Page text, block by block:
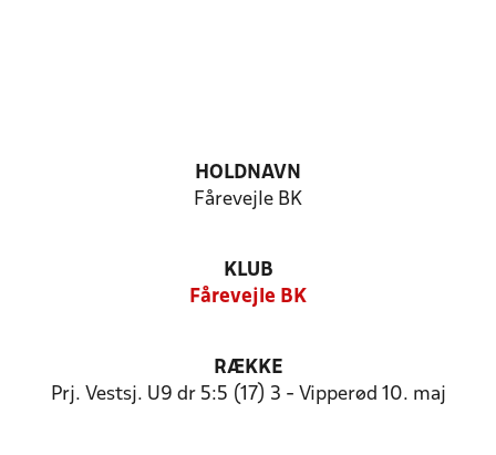
HOLDNAVN
Fårevejle BK
KLUB
Fårevejle BK
RÆKKE
Prj. Vestsj. U9 dr 5:5 (17) 3 - Vipperød 10. maj